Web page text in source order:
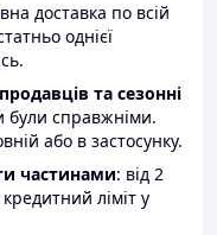
доставка по всій
однієї
та сезонні
справжніми.
або в застосунку.
частинами: від 2
ліміт у